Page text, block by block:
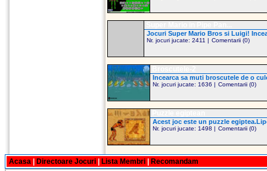
Jocuri Super Mario Bros si Luigi!
Nr. jocuri jucate: 2411 | Comentarii (0)
Incearca sa muti broscutele de o
Nr. jocuri jucate: 1636 | Comentarii (0)
Acest joc este un puzzle
Nr. jocuri jucate: 1498 | Comentarii (0)
Acasa Directoare Jocuri Lista Membri Recomandam